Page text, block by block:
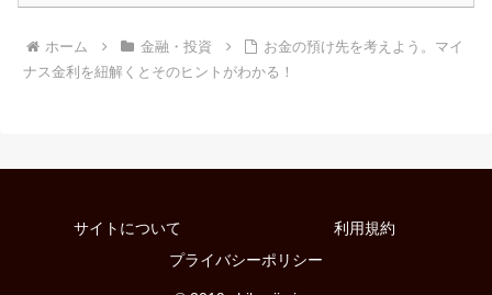
ホーム 金融・投資
お金の預け先を考えよう。マイ
ナス金利を紐解くとそのヒントがわかる！
サイトについて
利用規約
プライバシーポリシー